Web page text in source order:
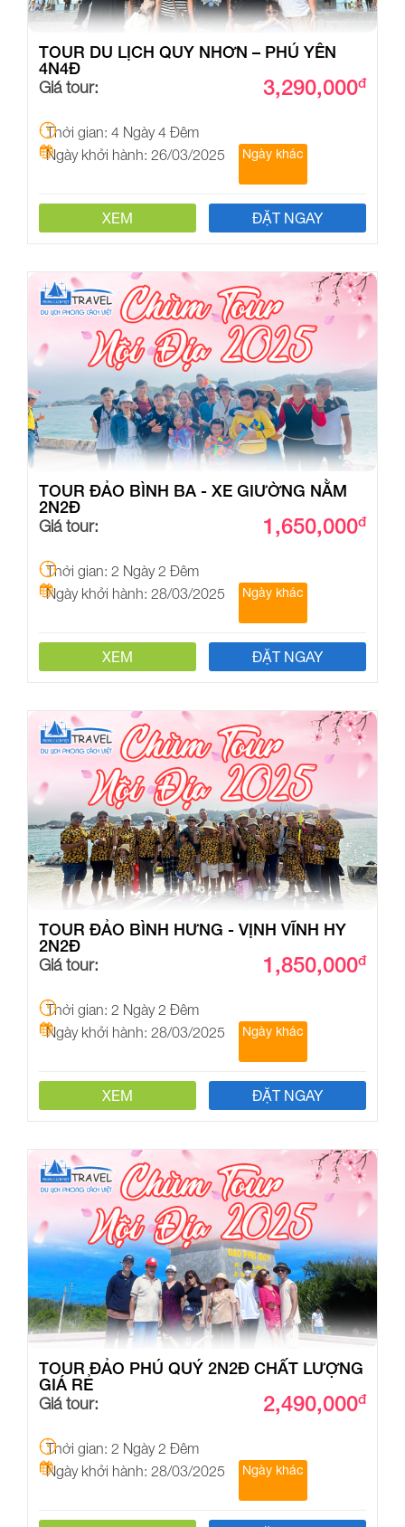
TOUR DU LỊCH QUY NHƠN – PHÚ YÊN
4N4Đ
Giá tour: 3,290,000đ
Thời gian: 4 Ngày 4 Đêm
Ngày khởi hành: 26/03/2025
Ngày khác
XEM ĐẶT NGAY
TOUR ĐẢO BÌNH BA - XE GIƯỜNG NẰM
2N2Đ
Giá tour: 1,650,000đ
Thời gian: 2 Ngày 2 Đêm
Ngày khởi hành: 28/03/2025
Ngày khác
XEM ĐẶT NGAY
TOUR ĐẢO BÌNH HƯNG - VỊNH VĨNH HY
2N2Đ
Giá tour: 1,850,000đ
Thời gian: 2 Ngày 2 Đêm
Ngày khởi hành: 28/03/2025
Ngày khác
XEM ĐẶT NGAY
TOUR ĐẢO PHÚ QUÝ 2N2Đ CHẤT LƯỢNG
GIÁ RẺ
Giá tour: 2,490,000đ
Thời gian: 2 Ngày 2 Đêm
Ngày khởi hành: 28/03/2025
Ngày khác